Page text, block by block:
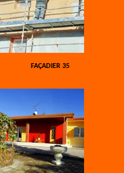
FAÇADIER 35